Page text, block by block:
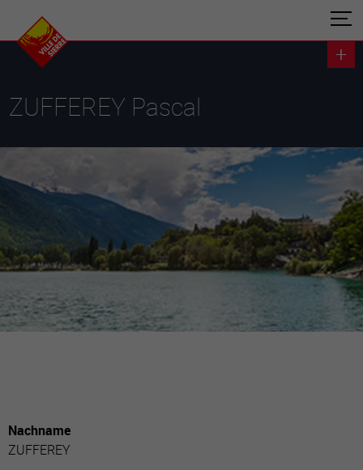
ZUFFEREY Pascal
Nachname
ZUFFEREY